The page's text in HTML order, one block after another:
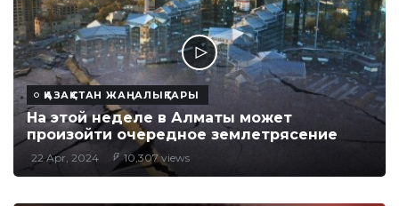
ҚАЗАҚСТАН ЖАҢАЛЫҚТАРЫ
На этой неделе в Алматы может
произойти очередное землетрясение
22 Apr, 2024 10,307 views